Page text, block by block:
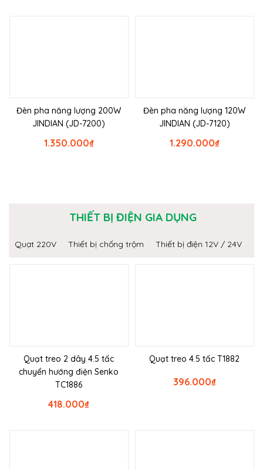
Đèn pha năng lượng 200W
JINDIAN (JD-7200)
₫
1.350.000
Đèn pha năng lượng 120W
JINDIAN (JD-7120)
₫
1.290.000
THIẾT BỊ ĐIỆN GIA DỤNG
Quạt 220V Thiết bị chống trộm Thiết bị điện 12V / 24V
Quạt treo 2 dây 4.5 tấc
chuyển hướng điện Senko
TC1886
₫
418.000
Quạt treo 4.5 tấc T1882
₫
396.000